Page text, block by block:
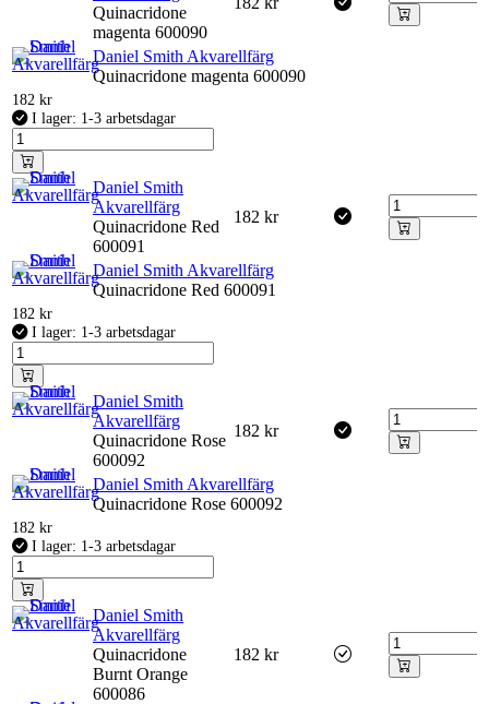
Quinacridone
magenta 600090
Daniel Smith Akvarellfärg
Quinacridone magenta 600090
182 kr
I lager: 1-3 arbetsdagar
Daniel Smith
Akvarellfärg
Quinacridone Red
600091
182 kr
Daniel Smith Akvarellfärg
Quinacridone Red 600091
182 kr
I lager: 1-3 arbetsdagar
Daniel Smith
Akvarellfärg
Quinacridone Rose
600092
182 kr
Daniel Smith Akvarellfärg
Quinacridone Rose 600092
182 kr
I lager: 1-3 arbetsdagar
Daniel Smith
Akvarellfärg
Quinacridone
Burnt Orange
600086
182 kr